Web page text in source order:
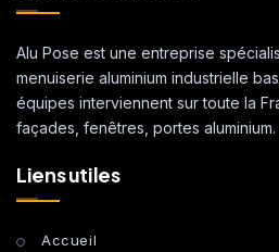
Alu Pose est une entreprise
menuiserie aluminium industrielle
équipes interviennent sur toute la
façades, fenêtres, portes aluminium.
Liens utiles
Accueil